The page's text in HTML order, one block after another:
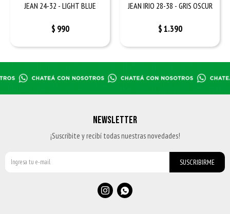
JEAN 24-32 - LIGHT BLUE
$ 990
JEAN IRIO 28-38 - GRIS OSCUR
$1.390
NEWSLETTER
¡Suscribite y recibí todas nuestras novedades!
SUSCRIBIRME
 